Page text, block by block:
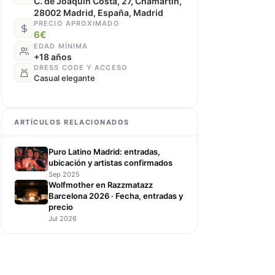
28002 Madrid, España, Madrid
PRECIO APROXIMADO
6€
EDAD MÍNIMA
+18 años
DRESS CODE Y ACCESO
Casual elegante
ARTÍCULOS RELACIONADOS
Puro Latino Madrid: entradas,
ubicación y artistas confirmados
Sep 2025
Wolfmother en Razzmatazz
Barcelona 2026 · Fecha, entradas y
precio
Jul 2026